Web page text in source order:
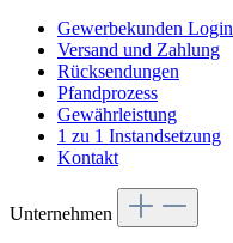
Gewerbekunden Login
Versand und Zahlung
Rücksendungen
Pfandprozess
Gewährleistung
1 zu 1 Instandsetzung
Kontakt
Unternehmen